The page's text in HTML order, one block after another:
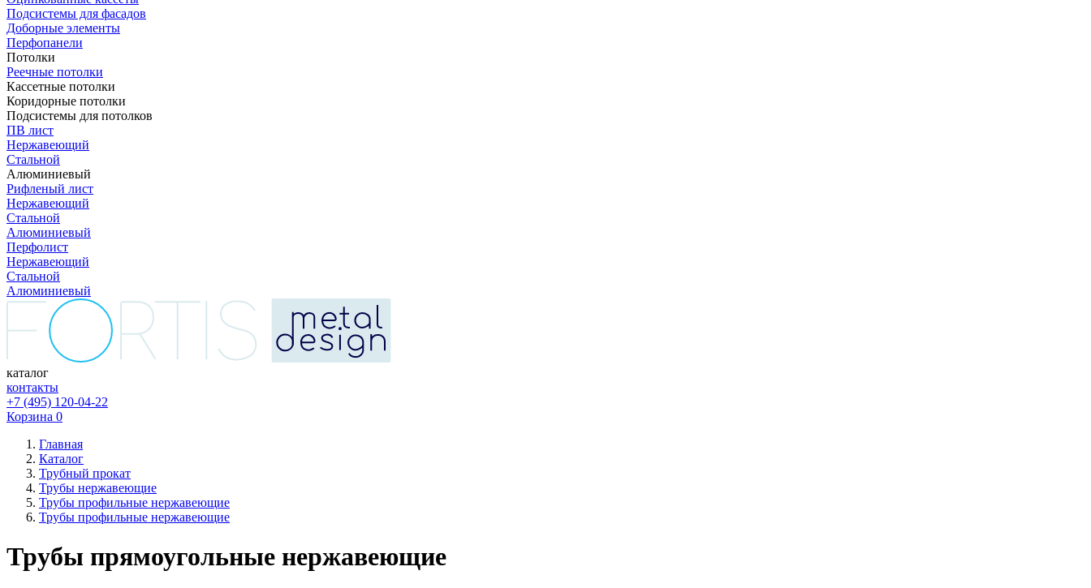
Подсистемы для фасадов
Доборные элементы
Перфопанели
Потолки
Реечные потолки
Кассетные потолки
Коридорные потолки
Подсистемы для потолков
ПВ лист
Нержавеющий
Стальной
Алюминиевый
Рифленый лист
Нержавеющий
Стальной
Алюминиевый
Перфолист
Нержавеющий
Стальной
Алюминиевый
каталог
контакты
+7 (495) 120-04-22
Корзина 0
Главная
Каталог
Трубный прокат
Трубы нержавеющие
Трубы профильные нержавеющие
Трубы профильные нержавеющие
Трубы прямоугольные нержавеющие